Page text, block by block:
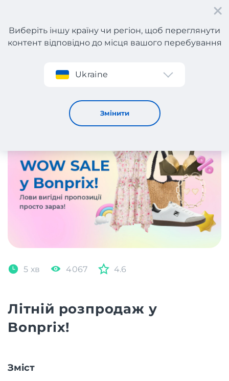
Реєстрація
Виберіть іншу країну чи регіон, щоб переглянути
контент відповідно до місця вашого перебування
Ukraine
Змінити
Літній розпродаж у Bonprix!
5 хв 4067 4.6
Літній розпродаж у
Bonprix!
Зміст